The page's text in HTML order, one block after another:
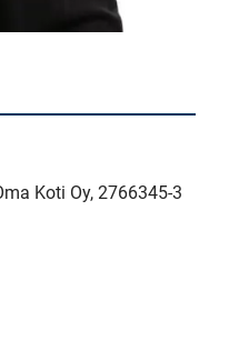
Koti Oy, 2766345-3